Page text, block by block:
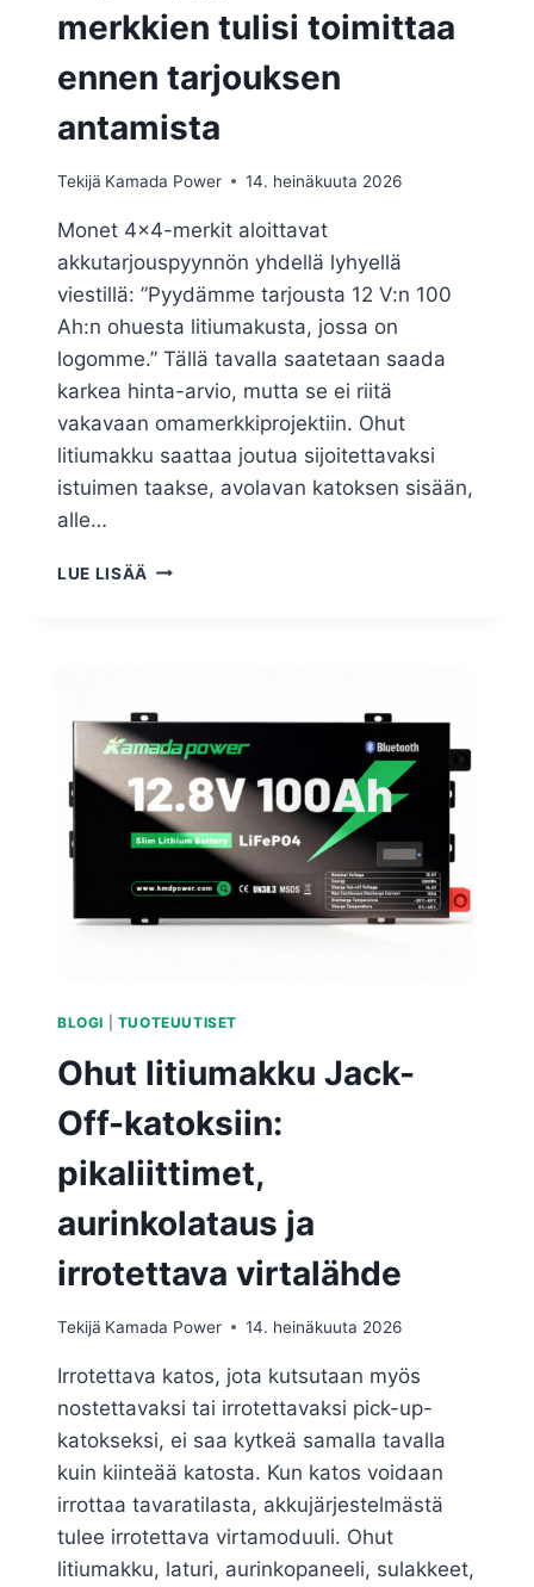
merkkien tulisi toimittaa
ennen tarjouksen
antamista
Tekijä Kamada Power 14. heinäkuuta 2026
Monet 4×4-merkit aloittavat
akkutarjouspyynnön yhdellä lyhyellä
viestillä: ”Pyydämme tarjousta 12 V:n 100
Ah:n ohuesta litiumakusta, jossa on
logomme.” Tällä tavalla saatetaan saada
karkea hinta-arvio, mutta se ei riitä
vakavaan omamerkkiprojektiin. Ohut
litiumakku saattaa joutua sijoitettavaksi
istuimen taakse, avolavan katoksen sisään,
alle…
LUE LISÄÄ
BLOGI TUOTEUUTISET
Ohut litiumakku Jack-
Off-katoksiin:
pikaliittimet,
aurinkolataus ja
irrotettava virtalähde
Tekijä Kamada Power 14. heinäkuuta 2026
Irrotettava katos, jota kutsutaan myös
nostettavaksi tai irrotettavaksi pick-up-
katokseksi, ei saa kytkeä samalla tavalla
kuin kiinteää katosta. Kun katos voidaan
irrottaa tavaratilasta, akkujärjestelmästä
tulee irrotettava virtamoduuli. Ohut
litiumakku, laturi, aurinkopaneeli, sulakkeet,